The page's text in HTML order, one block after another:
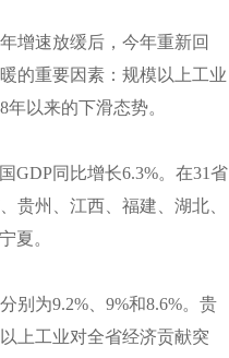
增速放缓后，今年重新回
的重要因素：规模以上工业
以来的下滑态势。
GDP同比增长6.3%。在31省
贵州、江西、福建、湖北、
夏。
别为9.2%、9%和8.6%。贵
上工业对全省经济贡献突